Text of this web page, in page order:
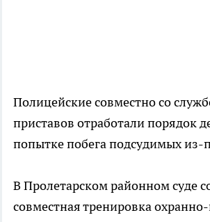
Полицейские совместно со
приставов отработали порядок
попытке побега подсудимых из-
В Пролетарском районном суде
совместная тренировка